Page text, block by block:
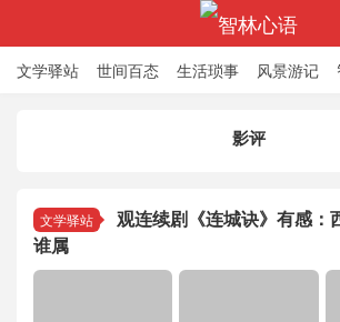
文学驿站 世间百态 生活琐事 风景游记
影评
文学驿站
观连续剧《连城诀》有感：
谁属